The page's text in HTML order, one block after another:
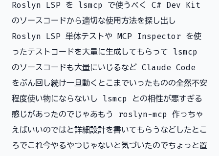
Roslyn LSP を lsmcp で使うべく C# Dev Kit
のソースコードから適切な使用方法を探し出し
Roslyn LSP 単体テストや MCP Inspector を使
ったテストコードを大量に生成してもらって lsmcp
のソースコードも大量にいじるなど Claude Code
をぶん回し続け一旦動くとこまでいったものの全然不安
程度使い物にならないし lsmcp との相性が悪すぎる
感じがあったのでじゃあもう roslyn-mcp 作っちゃ
えばいいのではと詳細設計を書いてもらうなどしたとこ
ろでこれ今やるやつじゃないと気づいたのでちょっと置